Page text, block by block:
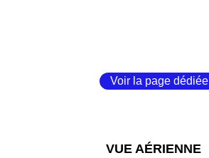
Voir la page dédiée
VUE AÉRIENNE